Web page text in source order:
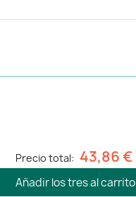
Precio total: 43,86 €
Añadir los tres al carrito